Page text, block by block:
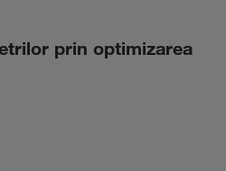
prin optimizarea